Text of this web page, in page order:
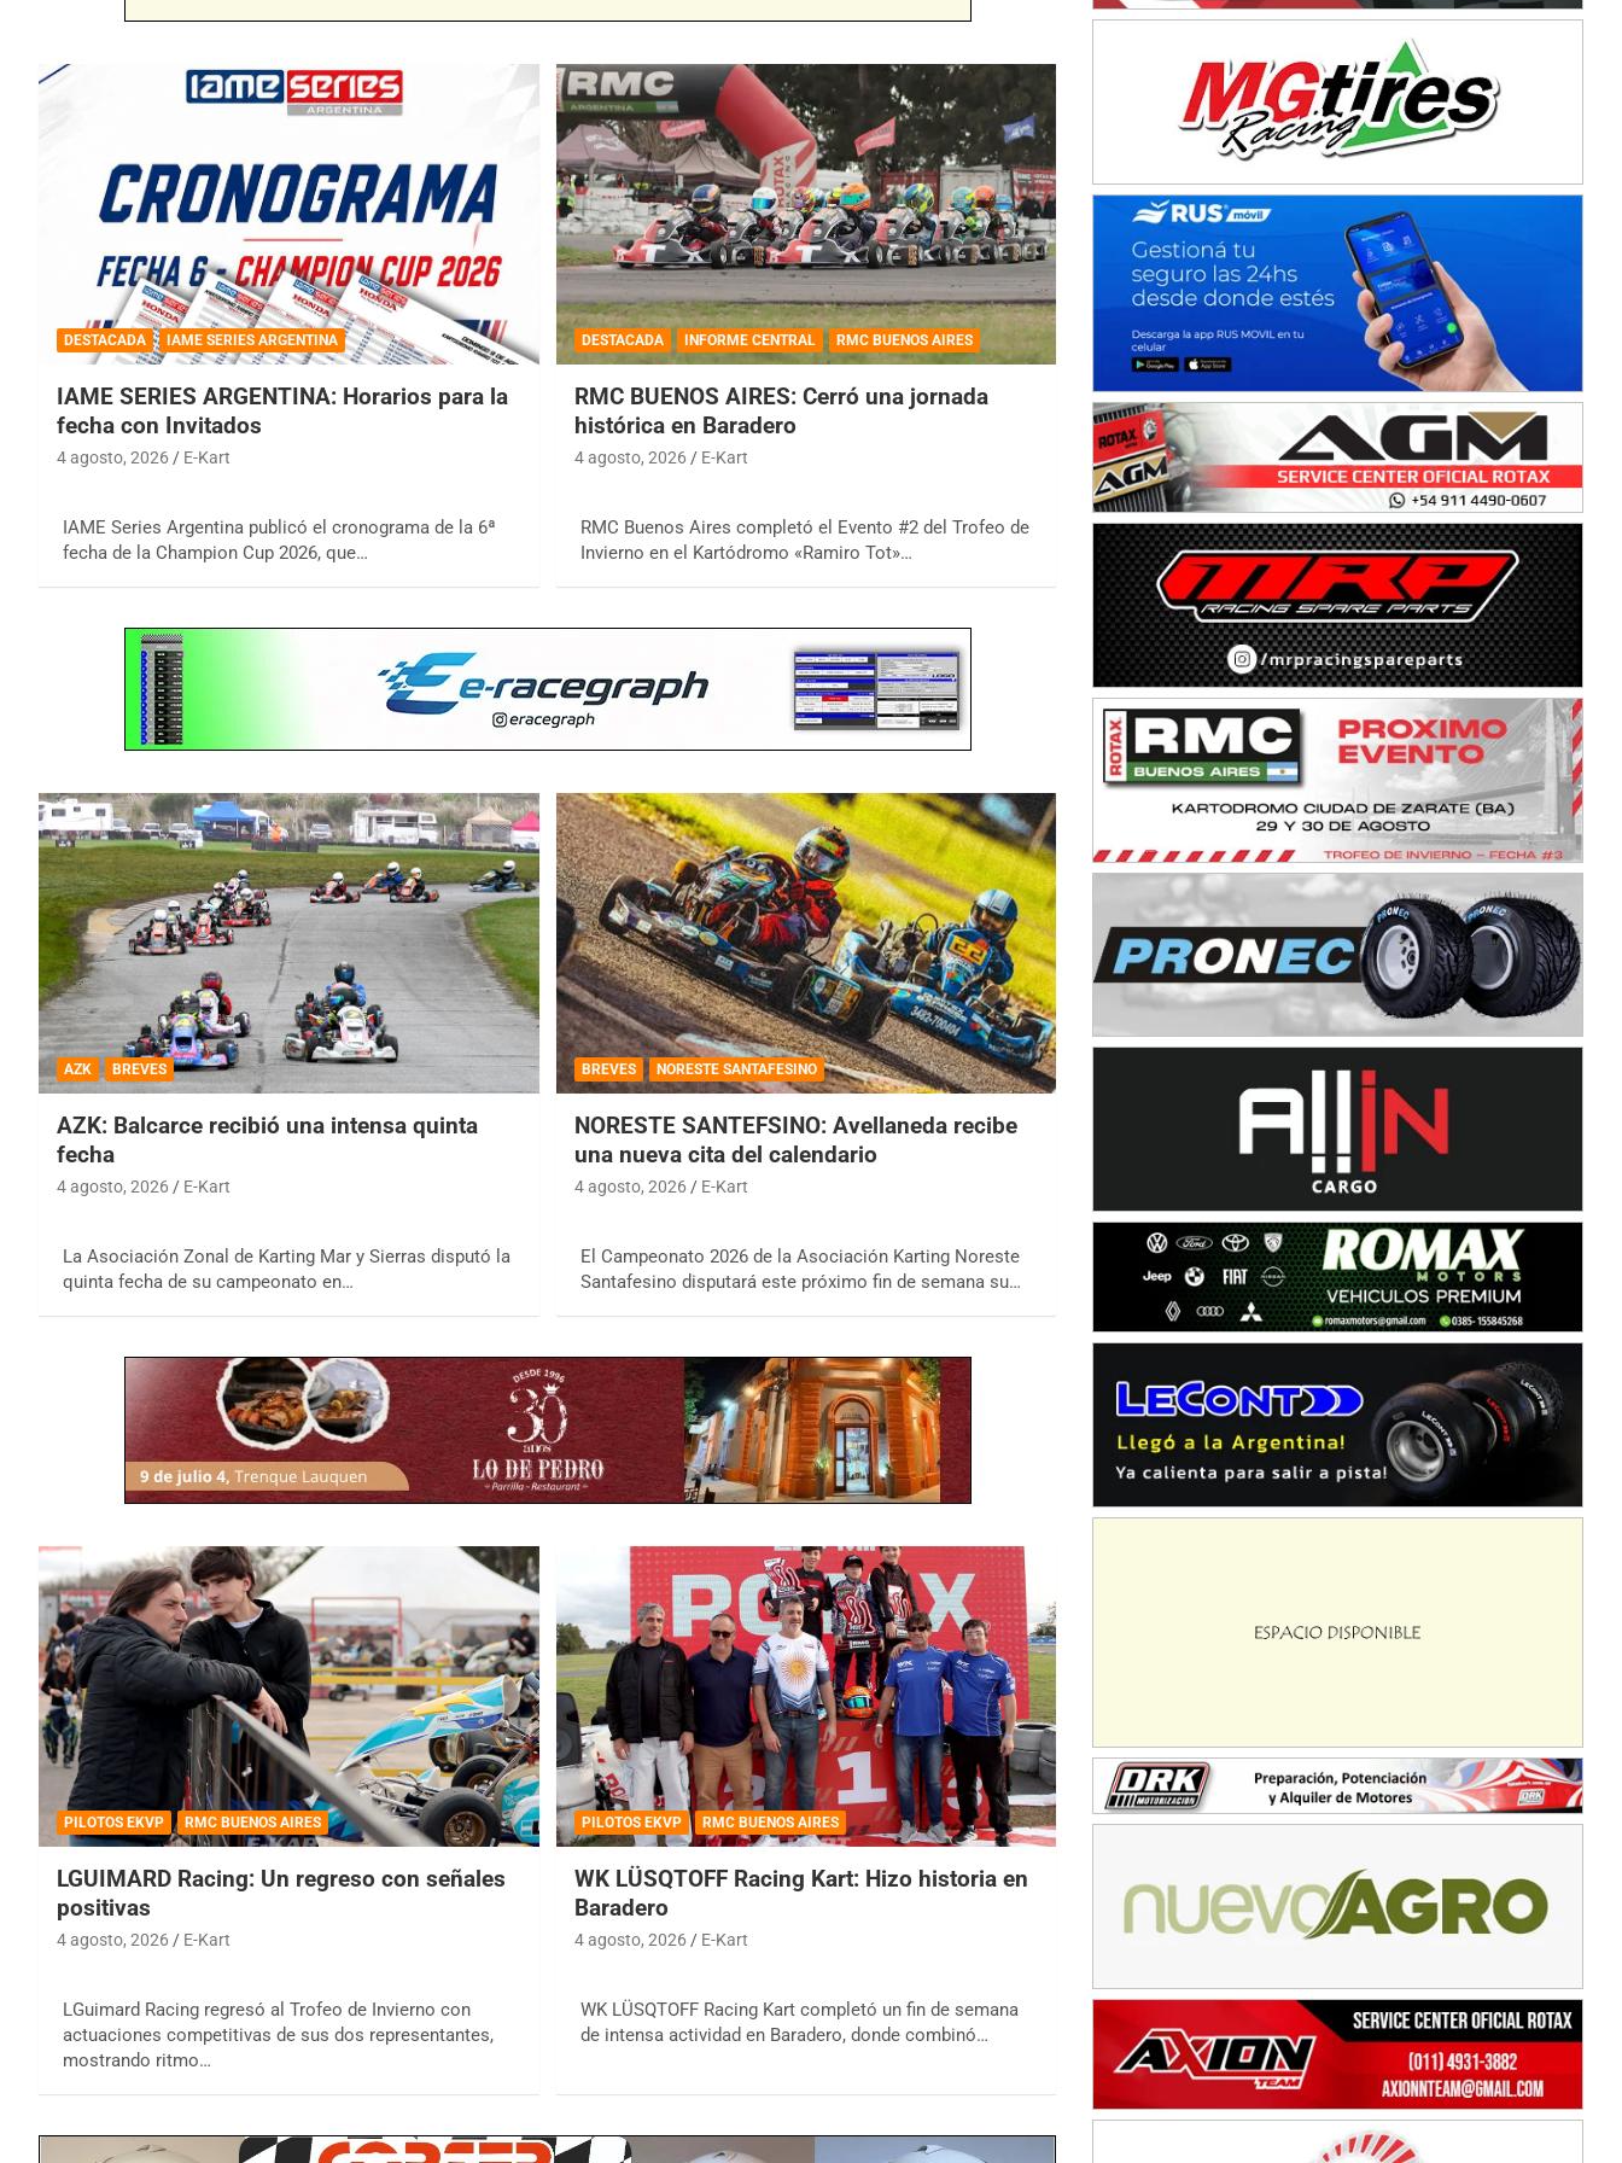
DESTACADA IAME SERIES ARGENTINA
IAME SERIES ARGENTINA: Horarios para la
fecha con Invitados
4 agosto, 2026 E-Kart
IAME Series Argentina publicó el cronograma de la 6ª
fecha de la Champion Cup 2026, que…
DESTACADA INFORME CENTRAL RMC BUENOS AIRES
RMC BUENOS AIRES: Cerró una jornada
histórica en Baradero
4 agosto, 2026 E-Kart
RMC Buenos Aires completó el Evento #2 del Trofeo de
Invierno en el Kartódromo «Ramiro Tot»…
AZK BREVES
AZK: Balcarce recibió una intensa quinta
fecha
4 agosto, 2026 E-Kart
La Asociación Zonal de Karting Mar y Sierras disputó la
quinta fecha de su campeonato en…
BREVES NORESTE SANTAFESINO
NORESTE SANTEFSINO: Avellaneda recibe
una nueva cita del calendario
4 agosto, 2026 E-Kart
El Campeonato 2026 de la Asociación Karting Noreste
Santafesino disputará este próximo fin de semana su…
PILOTOS EKVP RMC BUENOS AIRES
LGUIMARD Racing: Un regreso con señales
positivas
4 agosto, 2026 E-Kart
LGuimard Racing regresó al Trofeo de Invierno con
actuaciones competitivas de sus dos representantes,
mostrando ritmo…
PILOTOS EKVP RMC BUENOS AIRES
WK LÜSQTOFF Racing Kart: Hizo historia en
Baradero
4 agosto, 2026 E-Kart
WK LÜSQTOFF Racing Kart completó un fin de semana
de intensa actividad en Baradero, donde combinó…
Ciudad de Trenque Lauquen (Asfalto)
Trenque Lauquen (Buenos Aires)
ENTRERRIANO - F6 (POSTERGADA)
Parque de la Velocidad (Asfalto)
Villaguay (Entre Ríos)
El Cerro (Tierra)
Victoria (Entre Ríos)
Moto Club Reginense (Tierra)
Gral. E. Godoy (Río Negro)
CSK - F7
Juventud Unida (Tierra)
Humboldt (Santa Fe)
NORESTE SANTAFESINO - F6
Ciudad de Avellaneda (Asfalto)
Avellaneda (Santa Fe)
SUR SANTAFESINO - F4
José Samuel Sánchez (Tierra)
Rufino (Santa Fe)
TUCUMANO - F5
Juan Navarro (Asfalto)
El Timbó (Tucumán)